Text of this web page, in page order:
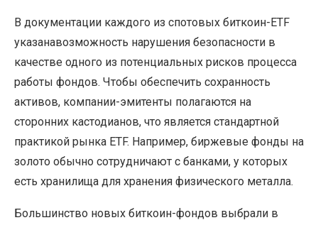
В документации каждого из спотовых биткоин-ETF
указанавозможность нарушения безопасности в
качестве одного из потенциальных рисков процесса
работы фондов. Чтобы обеспечить сохранность
активов, компании-эмитенты полагаются на
сторонних кастодианов, что является стандартной
практикой рынка ETF. Например, биржевые фонды на
золото обычно сотрудничают с банками, у которых
есть хранилища для хранения физического металла.
Большинство новых биткоин-фондов выбрали в